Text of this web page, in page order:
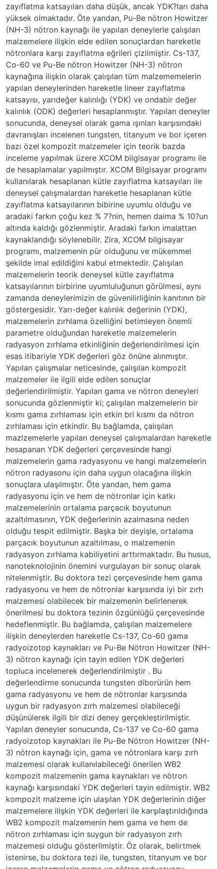
zayıflatma katsayıları daha düşük, ancak YDK?ları daha
yüksek olmaktadır. Öte yandan, Pu-Be nötron Howitzer
(NH-3) nötron kaynağı ile yapılan deneylerle çalışılan
malzemelere ilişkin elde edilen sonuçlardan hareketle
nötronlara karşı zayıflatma eğrileri çizilmiştir. Cs-137,
Co-60 ve Pu-Be nötron Howitzer (NH-3) nötron
kaynağına ilişkin olarak çalışılan tüm malzememelerin
yapılan deneylerinden hareketle lineer zayıflatma
katsayısı, yarıdeğer kalınlığı (YDK) ve ondabir değer
kalınlık (ODK) değerleri hesaplanmıştır. Yapılan deneyler
sonucunda, deneysel olarak gama ışınları karşısındaki
davranışları incelenen tungsten, titanyum ve bor içeren
bazı özel kompozit malzemeler için teorik bazda
inceleme yapılmak üzere XCOM bilgisayar programı ile
de hesaplamalar yapılmıştır. XCOM Bilgisayar programı
kullanılarak hesaplanan kütle zayıflatma katsayıları ile
deneysel çalışmalardan hareketle hesaplanan kütle
zayıflatma katsayılarının bibirine uyumlu olduğu ve
aradaki farkın çoğu kez % 7?nin, hemen daima % 10?un
altında kaldığı gözlenmiştir. Aradaki farkın imalattan
kaynaklandığı söylenebilir. Zira, XCOM bilgisayar
programı, malzemenin pür olduğunu ve mükemmel
şekilde imal edildiğini kabul etmektedir. Çalışılan
malzemelerin teorik deneysel kütle zayıflatma
katsayılarının birbirine uyumluluğunun görülmesi, aynı
zamanda deneylerimizin de güvenilirliğinin kanıtının bir
göstergesidir. Yarı-değer kalınlık değerinin (YDK),
malzemelerin zırhlama özelliğini betimleyen önemli
parametre olduğundan hareketle malzemelerin
radyasyon zırhlama etkinliğinin değerlendirilmesi için
esas itibariyle YDK değerleri göz önüne alınmıştır.
Yapılan çalışmalar neticesinde, çalışılan kompozit
malzemeler ile ilgili elde edilen sonuçlar
değerlendirilmiştir. Yapılan gama ve nötron deneyleri
sonucunda gözlenmiştir ki; çalışılan malzemelerin bir
kısmı gama zırhlaması için etkin bri kısmı da nötron
zırhlaması için etkindir. Bu bağlamda, çalışılan
mazlzemelerle yapılan deneysel çalışmalardan hareketle
hesapanan YDK değerleri çerçevesinde hangi
malzemelerin gama radyasyonu ve hangi malzemelerin
nötron radyasonu için daha uygun olacağına ilişkin
sonuçlara ulaşılmıştır. Öte yandan, hem gama
radyasyonu için ve hem de nötronlar için katkı
malzemelerinin ortalama parçacık boyutunun
azaltılmasının, YDK değerlerinin azalmasına neden
olduğu tespit edilmiştir. Başka bir deyişle, ortalama
parçacık boyutunun azaltılması, o malzemenin
radyasyon zırhlama kabiliyetini arttırmaktadır. Bu husus,
nanoteknolojinin önemini vurgulayan bir sonuç olarak
nitelenmiştir. Bu doktora tezi çerçevesinde hem gama
radyasyonu ve hem de nötronlar karşısında iyi bir zırh
malzemesi olabilecek bir malzemenin belirlenerek
önerilmesi bu doktora tezinin özgünlüğü çerçevesinde
hedeflenmiştir. Bu bağlamda, çalışılan malzemelere
ilişkin deneylerden hareketle Cs-137, Co-60 gama
radyoizotop kaynakları ve Pu-Be Nötron Howitzer (NH-
3) nötron kaynağı için tayin edilen YDK değerleri
topluca incelenerek değerlendirilmiştir . Bu
değerlendirme sonucunda tungsten diborürün hem
gama radyasyonu ve hem de nötronlar karşısında
uygun bir radyasyon zırh malzemesi olabileceği
düşünülerek ilgili bir dizi deney gerçekleştirilmiştir.
Yapılan deneyler sonucunda, Cs-137 ve Co-60 gama
radyoizotop kaynakları ile Pu-Be Nötron Howitzer (NH-
3) nötron kaynağı için, gama ve nötronlara karşı zırh
malzemesi olarak kullanılabileceği önerilen WB2
kompozit malzemenin gama kaynakları ve nötron
kaynağı karşısındaki YDK değerleri tayin edilmiştir. WB2
kompozit malzeme için ulaşılan YDK değerlerinin diğer
malzemelere ilişkin YDK değerleri ile karşılaştırıldığında
WB2 kompozit malzemenin hem gama ve hem de
nötron zırhlaması için suygun bir radyasyon zırh
malzemesi olduğu gösterilmiştir. Öz olarak, belirtmek
istenirse, bu doktora tezi ile, tungsten, titanyum ve bor